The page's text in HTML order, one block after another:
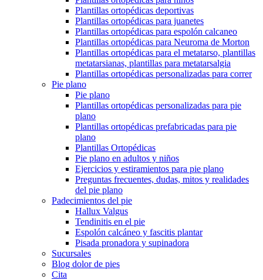
Plantillas ortopédicas deportivas
Plantillas ortopédicas para juanetes
Plantillas ortopédicas para espolón calcaneo
Plantillas ortopédicas para Neuroma de Morton
Plantillas ortopédicas para el metatarso, plantillas
metatarsianas, plantillas para metatarsalgia
Plantillas ortopédicas personalizadas para correr
Pie plano
Pie plano
Plantillas ortopédicas personalizadas para pie
plano
Plantillas ortopédicas prefabricadas para pie
plano
Plantillas Ortopédicas
Pie plano en adultos y niños
Ejercicios y estiramientos para pie plano
Preguntas frecuentes, dudas, mitos y realidades
del pie plano
Padecimientos del pie
Hallux Valgus
Tendinitis en el pie
Espolón calcáneo y fascitis plantar
Pisada pronadora y supinadora
Sucursales
Blog dolor de pies
Cita